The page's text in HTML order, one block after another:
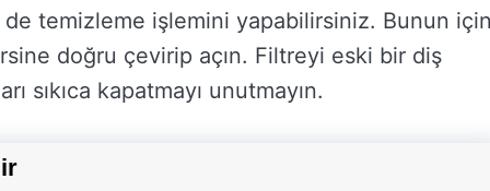
temizleme işlemini yapabilirsiniz. Bunun
doğru çevirip açın. Filtreyi eski bir diş
sıkıca kapatmayı unutmayın.